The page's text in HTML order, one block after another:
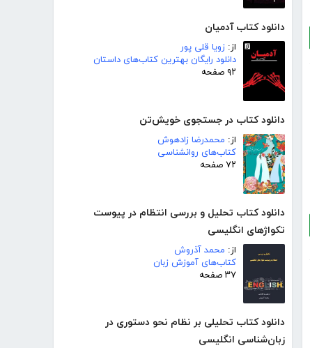
دانلود کتاب آدمیان
از: زویا قلی پور
دانلود رایگان بهترین کتاب‌های داستان
۹۲ صفحه
دانلود کتاب در جستجوی خویش‌تن
از: محمدرضا زادهوش
کتاب‌های روانشناسی
۷۲ صفحه
دانلود کتاب تحلیل و بررسی انتظام در پیوست
تکواژهای انگلیسی
از: محمد آذروش
کتاب‌های آموزش زبان
۳۷ صفحه
دانلود کتاب تحلیلی بر نظام نحو دستوری در
زبان‌شناسی انگلیسی